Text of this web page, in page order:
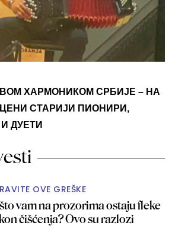
ХАРМОНИКОМ СРБИЈЕ – НА
СТАРИЈИ ПИОНИРИ,
ДУЕТИ
OVE GREŠKE
vam na prozorima ostaju fleke
čišćenja? Ovo su razlozi